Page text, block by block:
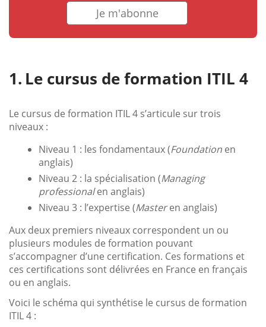
Je m'abonne
Le cursus de formation ITIL 4
Le cursus de formation ITIL 4 s’articule sur trois
niveaux :
Niveau 1 : les fondamentaux (Foundation en
anglais)
Niveau 2 : la spécialisation (Managing
professionalen anglais)
Niveau 3 : l’expertise (Masteren anglais)
Aux deux premiers niveaux correspondent un ou
plusieurs modules de formation pouvant
s’accompagner d’une certification. Ces formations et
ces certifications sont délivrées en France en français
ou en anglais.
Voici le schéma qui synthétise le cursus de formation
ITIL 4 :